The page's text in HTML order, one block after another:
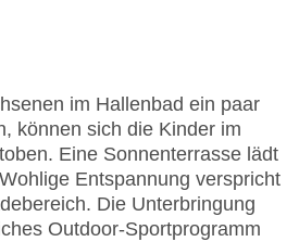
im Hallenbad ein paar
können sich die Kinder im
Eine Sonnenterrasse lädt
Entspannung verspricht
Die Unterbringung
Outdoor-Sportprogramm